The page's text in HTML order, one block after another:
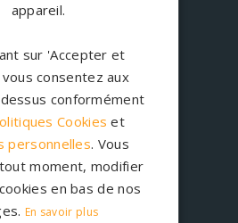
tombale
appareil.
sur 'Accepter et
consentez aux
conformément
Cookies et
personnelles. Vous
moment, modifier
en bas de nos
En savoir plus